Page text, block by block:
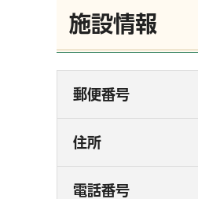
施設情報
郵便番号
住所
電話番号